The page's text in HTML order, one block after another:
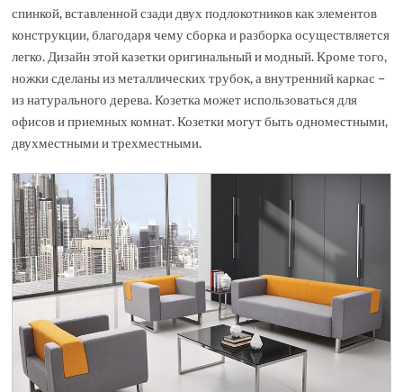
спинкой, вставленной сзади двух подлокотников как элементов
конструкции, благодаря чему сборка и разборка осуществляется
легко. Дизайн этой казетки оригинальный и модный. Кроме того,
ножки сделаны из металлических трубок, а внутренний каркас –
из натурального дерева. Козетка может использоваться для
офисов и приемных комнат. Козетки могут быть одноместными,
двухместными и трехместными.